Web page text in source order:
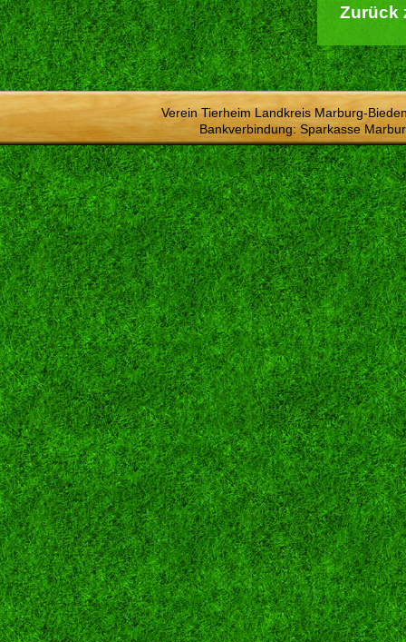
Zurück
Verein Tierheim Landkreis Marburg-
Bankverbindung: Sparkasse